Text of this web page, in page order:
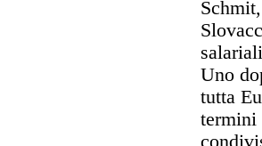
Uno
tutta
termini